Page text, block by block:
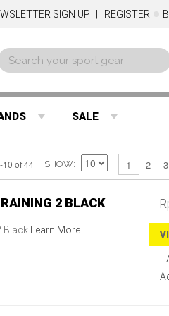
SIGN UP REGISTER
SALE
10 of 44 SHOW 1 2 3
2 BLACK
Black Learn More